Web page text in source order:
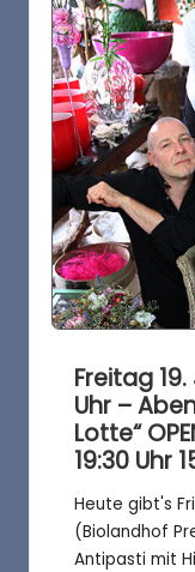
Freitag
Uhr –
Lotte“
19:30 Uhr
Heute gibt's
(Biolandhof
Antipasti mit